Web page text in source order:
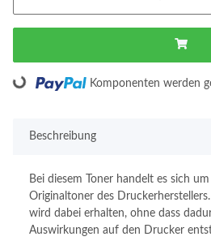
Loading... Komponenten werden
Beschreibung
Bei diesem Toner handelt es sich
Originaltoner des
wird dabei erhalten, ohne dass
Auswirkungen auf den Drucker